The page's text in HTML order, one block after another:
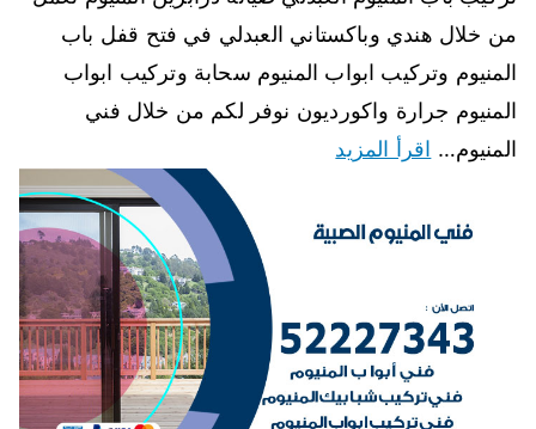
من خلال هندي وباكستاني العبدلي في فتح قفل باب
المنيوم وتركيب ابواب المنيوم سحابة وتركيب ابواب
المنيوم جرارة واكورديون نوفر لكم من خلال فني
المنيوم… اقرأ المزيد